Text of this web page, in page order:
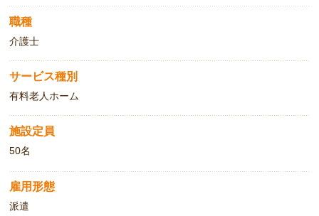
職種
介護士
サービス種別
有料老人ホーム
施設定員
50名
雇用形態
派遣